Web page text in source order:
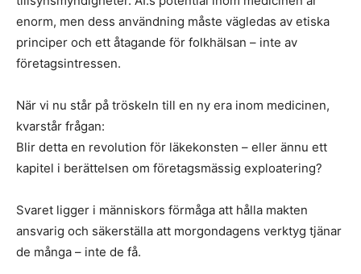
enorm, men dess användning måste vägledas av etiska
principer och ett åtagande för folkhälsan – inte av
företagsintressen.
När vi nu står på tröskeln till en ny era inom medicinen,
kvarstår frågan:
Blir detta en revolution för läkekonsten – eller ännu ett
kapitel i berättelsen om företagsmässig exploatering?
Svaret ligger i människors förmåga att hålla makten
ansvarig och säkerställa att morgondagens verktyg tjänar
de många – inte de få.